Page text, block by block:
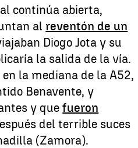
continúa abierta,
al reventón de un
Diogo Jota y su
la salida de la vía.
la mediana de la A52,
Benavente, y
y quefueron
del terrible suces
(Zamora).